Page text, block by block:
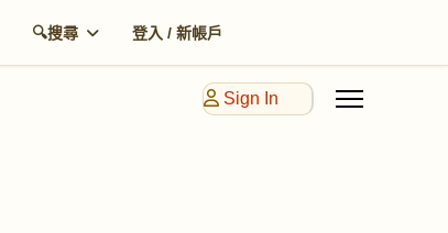
🔍搜尋 登入 / 新帳戶
Sign In